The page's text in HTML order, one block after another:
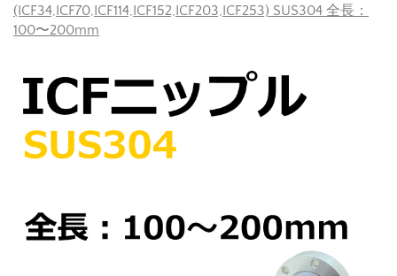
(ICF34,ICF70,ICF114,ICF152,ICF203,ICF253) SUS304 全長：
100〜200mm